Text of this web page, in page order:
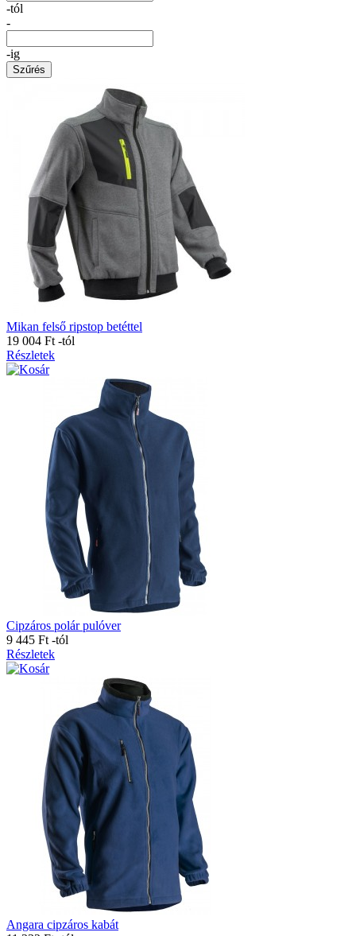
-tól
-
-ig
Mikan felső ripstop betéttel
19 004 Ft -tól
Részletek
Cipzáros polár pulóver
9 445 Ft -tól
Részletek
Angara cipzáros kabát